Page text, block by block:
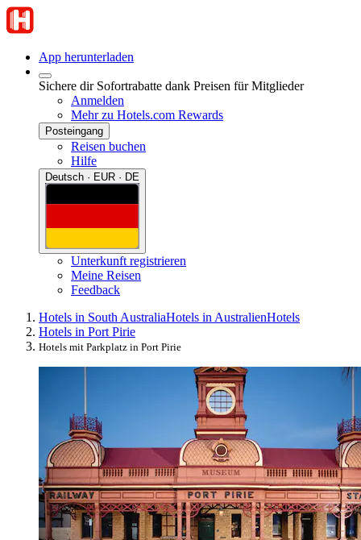
App herunterladen
Sichere dir Sofortrabatte dank Preisen für Mitglieder
Anmelden
Mehr zu Hotels.com Rewards
Posteingang
Reisen buchen
Hilfe
Deutsch · EUR · DE
Unterkunft registrieren
Meine Reisen
Feedback
Hotels in South AustraliaHotels in AustralienHotels
Hotels in Port Pirie
Hotels mit Parkplatz in Port Pirie